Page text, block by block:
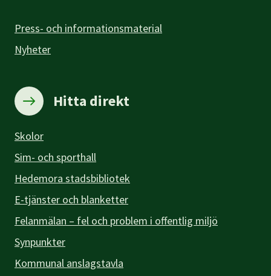
Press- och informationsmaterial
Nyheter
Hitta direkt
Skolor
Sim- och sporthall
Hedemora stadsbibliotek
E-tjänster och blanketter
Felanmälan – fel och problem i offentlig miljö
Synpunkter
Kommunal anslagstavla